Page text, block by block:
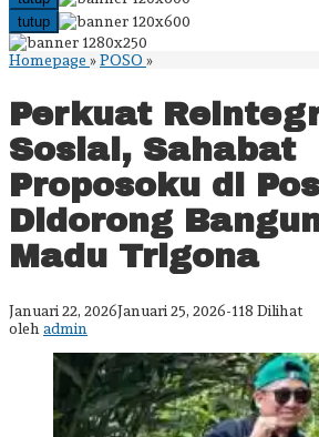
tutup
Homepage »POSO »Perkuat
Sahabat
Proposoku
di
Poso
Didorong
Bangun
Usaha
Madu
Trigona
Perkuat
Sosial, Sahabat
Proposoku di
Didorong
Madu Trigona
Januari 22, 2026Januari 25, 2026oleh
-118 Dilihat
oleh admin